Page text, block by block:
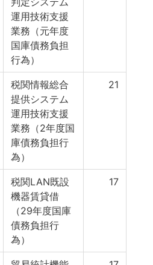
運用技術支援
業務（元年度
国庫債務負担
行為）
税関情報総合
提供システム
運用技術支援
業務（2年度国
庫債務負担行
為）
21
税関LAN既設
機器賃貸借
（29年度国庫
債務負担行
為）
17